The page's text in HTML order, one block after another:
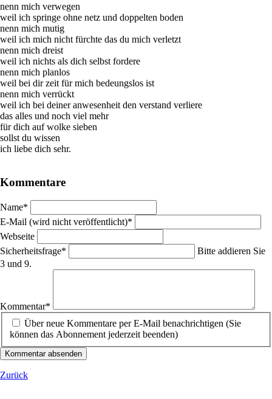
nenn mich verwegen
weil ich springe ohne netz und doppelten boden
nenn mich mutig
weil ich mich nicht fürchte das du mich verletzt
nenn mich dreist
weil ich nichts als dich selbst fordere
nenn mich planlos
weil bei dir zeit für mich bedeungslos ist
nenn mich verrückt
weil ich bei deiner anwesenheit den verstand verliere
das alles und noch viel mehr
für dich auf wolke sieben
sollst du wissen
ich liebe dich sehr.
Kommentare
Pflichtfeld
Name*
Pflichtfeld
E-Mail (wird nicht veröffentlicht)*
Webseite
Pflichtfeld
Sicherheitsfrage*
Bitte addieren Sie
3 und 9.
Kommentar*
Über neue Kommentare per E-Mail benachrichtigen (Sie
können das Abonnement jederzeit beenden)
Kommentar absenden
Zurück